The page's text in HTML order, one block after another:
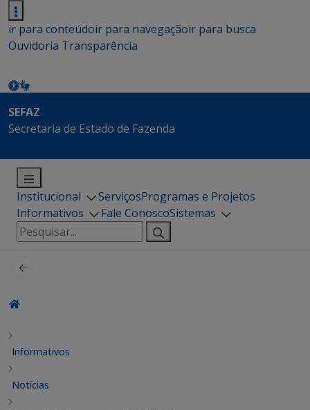
ir para conteúdoir para navegaçãoir para busca
Ouvidoria Transparência
SEFAZ
Secretaria de Estado de Fazenda
Institucional ServiçosProgramas e Projetos
Informativos
Fale ConoscoSistemas
Pesquisar
por:
Informativos
Notícias